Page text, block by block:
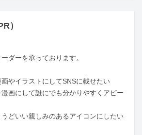
）
ダーを承っております。
やイラストにしてSNSに載せたい
画にして誰にでも分かりやすくアピー
どいい親しみのあるアイコンにしたい